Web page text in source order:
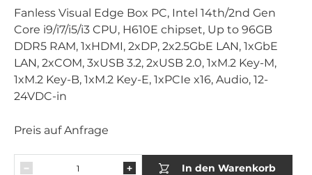
Fanless Visual Edge Box PC, Intel 14th/2nd Gen
Core i9/i7/i5/i3 CPU, H610E chipset, Up to 96GB
DDR5 RAM, 1xHDMI, 2xDP, 2x2.5GbE LAN, 1xGbE
LAN, 2xCOM, 3xUSB 3.2, 2xUSB 2.0, 1xM.2 Key-M,
1xM.2 Key-B, 1xM.2 Key-E, 1xPCIe x16, Audio, 12-
24VDC-in
Preis auf Anfrage
In den Warenkorb